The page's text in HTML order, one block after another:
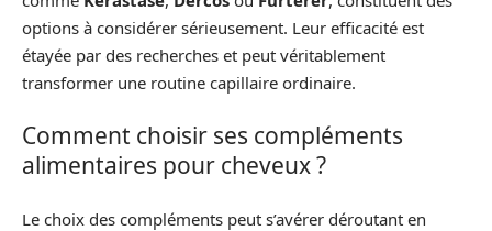
options à considérer sérieusement. Leur efficacité est
étayée par des recherches et peut véritablement
transformer une routine capillaire ordinaire.
Comment choisir ses compléments
alimentaires pour cheveux ?
Le choix des compléments peut s’avérer déroutant en